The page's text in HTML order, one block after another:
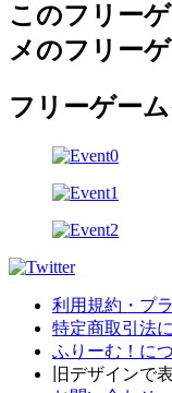
このフリー
メのフリー
フリーゲー
利用規約・プ
特定商取引法
ふりーむ！に
旧デザインで